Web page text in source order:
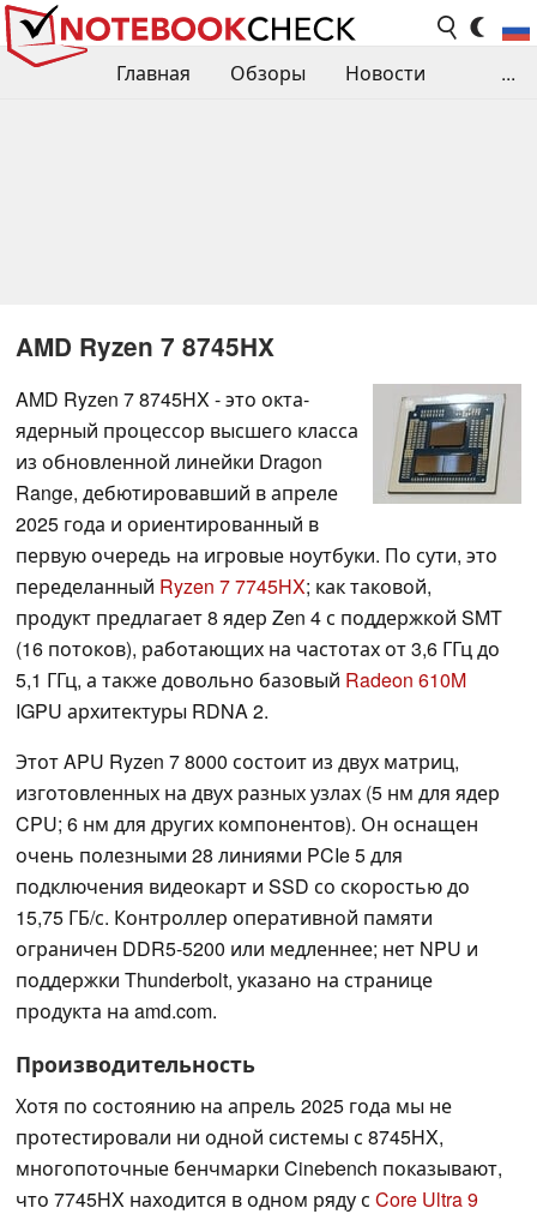
Главная Обзоры
Новости
...
AMD Ryzen 7 8745HX
AMD Ryzen 7 8745HX - это окта-
ядерный процессор высшего класса
из обновленной линейки Dragon
Range, дебютировавший в апреле
2025 года и ориентированный в
первую очередь на игровые ноутбуки. По сути, это
переделанный Ryzen 7 7745HX; как таковой,
продукт предлагает 8 ядер Zen 4 с поддержкой SMT
(16 потоков), работающих на частотах от 3,6 ГГц до
5,1 ГГц, а также довольно базовый Radeon 610M
IGPU архитектуры RDNA 2.
Этот APU Ryzen 7 8000 состоит из двух матриц,
изготовленных на двух разных узлах (5 нм для ядер
CPU; 6 нм для других компонентов). Он оснащен
очень полезными 28 линиями PCIe 5 для
подключения видеокарт и SSD со скоростью до
15,75 ГБ/с. Контроллер оперативной памяти
ограничен DDR5-5200 или медленнее; нет NPU и
поддержки Thunderbolt, указано на странице
продукта на amd.com.
Производительность
Хотя по состоянию на апрель 2025 года мы не
протестировали ни одной системы с 8745HX,
многопоточные бенчмарки Cinebench показывают,
что 7745HX находится в одном ряду с Core Ultra 9